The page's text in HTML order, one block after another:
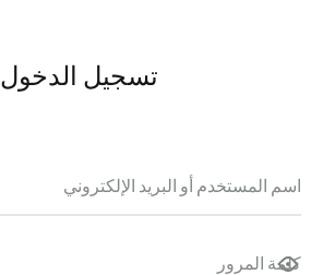
تسجيل الدخول
اسم المستخدم أو البريد الإلكتروني
كلمة المرور